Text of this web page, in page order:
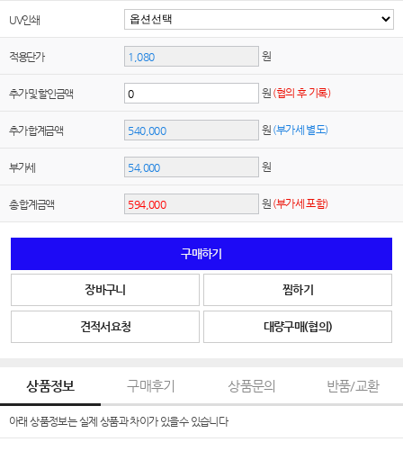
UV인쇄
적용단가 원
추가 및 할인금액 원 (협의 후 기록)
추가 합계금액 원 (부가세 별도)
부가세 원
총 합계금액 원 (부가세 포함)
구매하기
장바구니 찜하기
견적서요청 대량구매(협의)
상품정보 구매후기 상품문의 반품/교환
아래 상품정보는 실제 상품과 차이가 있을수 있습니다